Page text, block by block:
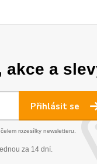
akce a
Přihlásit se
rozesílky newsletteru.
za 14 dní.